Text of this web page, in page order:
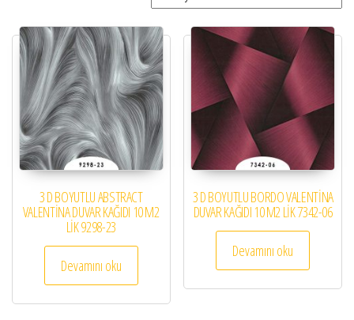
3 D BOYUTLU ABSTRACT
VALENTİNA DUVAR KAĞIDI 10 M2
LİK 9298-23
Devamını oku
3 D BOYUTLU BORDO VALENTİNA
DUVAR KAĞIDI 10 M2 LİK 7342-06
Devamını oku